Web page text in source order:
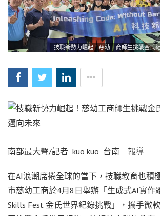
技職新勢力崛起！慈幼工商師生挑戰金氏
南部最大聲/記者 kuo kuo 台南 報導
在AI浪潮席捲全球的當下，技職教育也積
市慈幼工商於4月8日舉辦「生成式AI實作
Skills Fest 金氏世界紀錄挑戰」，攜手微